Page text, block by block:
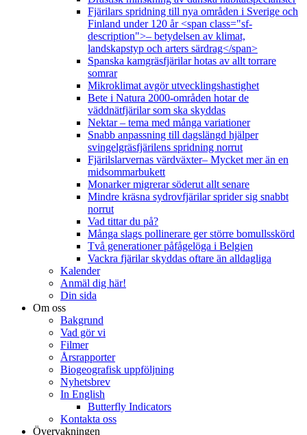
Fjärilars spridning till nya områden i Sverige och
Finland under 120 år <span class="sf-
description">– betydelsen av klimat,
landskapstyp och arters särdrag</span>
Spanska kamgräsfjärilar hotas av allt torrare
somrar
Mikroklimat avgör utvecklingshastighet
Bete i Natura 2000-områden hotar de
väddnätfjärilar som ska skyddas
Nektar – tema med många variationer
Snabb anpassning till dagslängd hjälper
svingelgräsfjärilens spridning norrut
Fjärilslarvernas värdväxter– Mycket mer än en
midsommarbukett
Monarker migrerar söderut allt senare
Mindre kräsna sydrovfjärilar sprider sig snabbt
norrut
Vad tittar du på?
Många slags pollinerare ger större bomullsskörd
Två generationer påfågelöga i Belgien
Vackra fjärilar skyddas oftare än alldagliga
Kalender
Anmäl dig här!
Din sida
Om oss
Bakgrund
Vad gör vi
Filmer
Årsrapporter
Biogeografisk uppföljning
Nyhetsbrev
In English
Butterfly Indicators
Kontakta oss
Övervakningen